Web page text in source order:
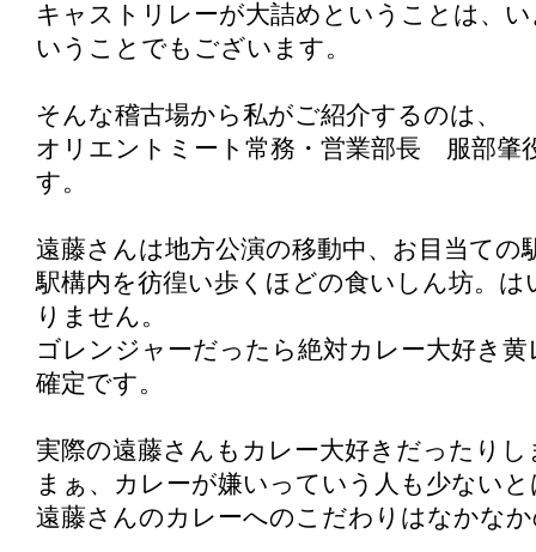
キャストリレーが大詰めということは、
いうことでもございます。
そんな稽古場から私がご紹介するのは、
オリエントミート常務・営業部長 服部肇
す。
遠藤さんは地方公演の移動中、お目当ての
駅構内を彷徨い歩くほどの食いしん坊。は
りません。
ゴレンジャーだったら絶対カレー大好き
確定です。
実際の遠藤さんもカレー大好きだったりし
まぁ、カレーが嫌いっていう人も少ない
遠藤さんのカレーへのこだわりはなかな